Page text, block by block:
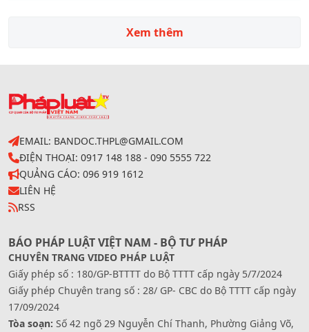
Xem thêm
EMAIL: BANDOC.THPL@GMAIL.COM
ĐIỆN THOẠI: 0917 148 188 - 090 5555 722
QUẢNG CÁO: 096 919 1612
LIÊN HỆ
RSS
BÁO PHÁP LUẬT VIỆT NAM - BỘ TƯ PHÁP
CHUYÊN TRANG VIDEO PHÁP LUẬT
Giấy phép số : 180/GP-BTTTT do Bộ TTTT cấp ngày 5/7/2024
Giấy phép Chuyên trang số : 28/ GP- CBC do Bộ TTTT cấp ngày
17/09/2024
Tòa soạn: Số 42 ngõ 29 Nguyễn Chí Thanh, Phường Giảng Võ,